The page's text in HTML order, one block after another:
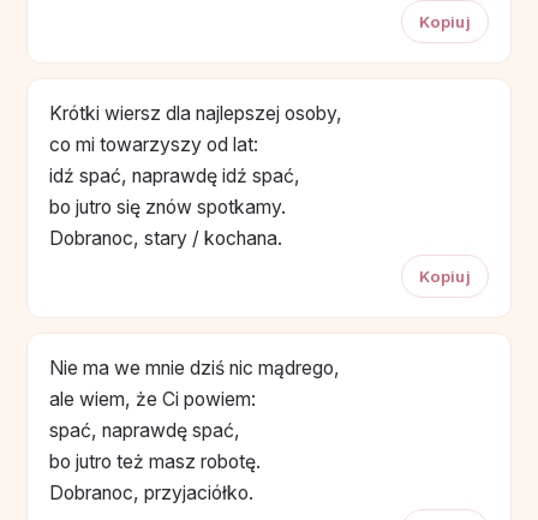
Kopiuj
Krótki wiersz dla najlepszej osoby,
co mi towarzyszy od lat:
idź spać, naprawdę idź spać,
bo jutro się znów spotkamy.
Dobranoc, stary / kochana.
Kopiuj
Nie ma we mnie dziś nic mądrego,
ale wiem, że Ci powiem:
spać, naprawdę spać,
bo jutro też masz robotę.
Dobranoc, przyjaciółko.